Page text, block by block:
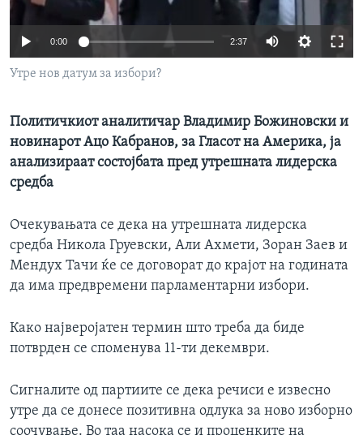
0:00 2:37
Утре нов датум за избори?
Политичкиот аналитичар Владимир Божиновски и
новинарот Ацо Кабранов, за Гласот нa Америка, ја
анализираат состојбата пред утрешната лидерска
средба
Очекувањата се дека на утрешната лидерска
средба Никола Груевски, Али Ахмети, Зоран Заев и
Мендух Тачи ќе се договорат до крајот на годината
да има предвремени парламентарни избори.
Како најверојатен термин што треба да биде
потврден се споменува 11-ти декември.
Сигналите од партиите се дека речиси е извесно
утре да се донесе позитивна одлука за ново изборно
соочување. Во таа насока се и проценките на